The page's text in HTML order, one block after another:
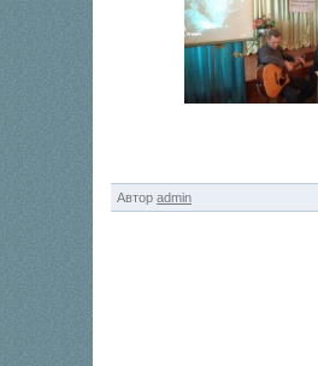
Автор admin